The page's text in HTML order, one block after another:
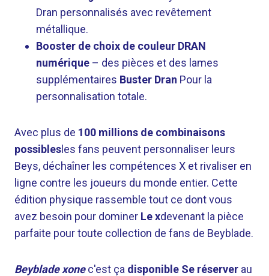
Dran personnalisés avec revêtement
métallique.
Booster de choix de couleur DRAN
numérique – des pièces et des lames
supplémentaires Buster Dran Pour la
personnalisation totale.
Avec plus de 100 millions de combinaisons
possibles les fans peuvent personnaliser leurs
Beys, déchaîner les compétences X et rivaliser en
ligne contre les joueurs du monde entier. Cette
édition physique rassemble tout ce dont vous
avez besoin pour dominer Le xdevenant la pièce
parfaite pour toute collection de fans de Beyblade.
Beyblade xonec'est ça disponible Se réserver au